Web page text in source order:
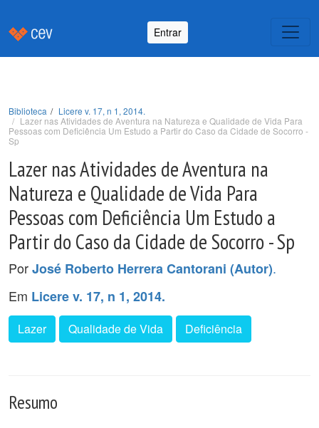
Entrar
Biblioteca
Licere v. 17, n 1, 2014.
Lazer nas Atividades de Aventura na Natureza e Qualidade de Vida Para
Pessoas com Deficiência Um Estudo a Partir do Caso da Cidade de Socorro -
Sp
Lazer nas Atividades de Aventura na
Natureza e Qualidade de Vida Para
Pessoas com Deficiência Um Estudo a
Partir do Caso da Cidade de Socorro - Sp
PorJosé Roberto Herrera Cantorani (Autor).
Em Licere v. 17, n 1, 2014.
Lazer Qualidade de Vida Deficiência
Resumo